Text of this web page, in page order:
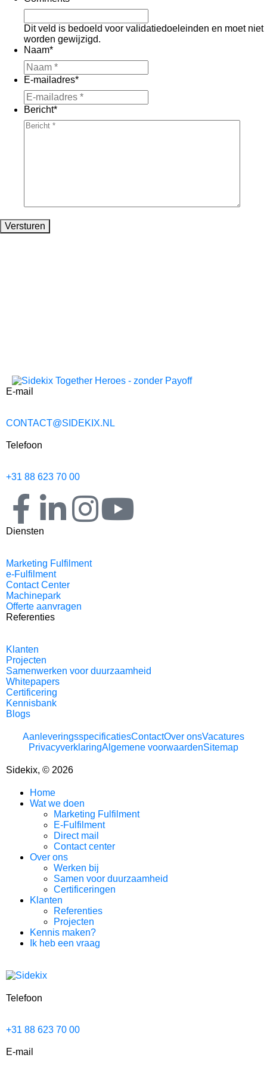
Dit veld is bedoeld voor validatiedoeleinden en moet niet
worden gewijzigd.
Naam*
E-mailadres*
Bericht*
Versturen
E-mail
CONTACT@SIDEKIX.NL
Telefoon
+31 88 623 70 00
Diensten
Marketing Fulfilment
e-Fulfilment
Contact Center
Machinepark
Offerte aanvragen
Referenties
Klanten
Projecten
Samenwerken voor duurzaamheid
Whitepapers
Certificering
Kennisbank
Blogs
AanleveringsspecificatiesContactOver onsVacatures
PrivacyverklaringAlgemene voorwaardenSitemap
Sidekix, © 2026
Home
Wat we doen
Marketing Fulfilment
E-Fulfilment
Direct mail
Contact center
Over ons
Werken bij
Samen voor duurzaamheid
Certificeringen
Klanten
Referenties
Projecten
Kennis maken?
Ik heb een vraag
Telefoon
+31 88 623 70 00
E-mail